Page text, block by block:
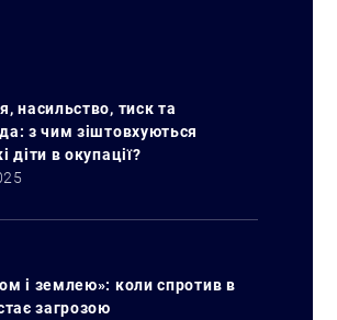
насильство, тиск та
з чим зіштовхуються
діти в окупації?
і землею»: коли спротив в
загрозою